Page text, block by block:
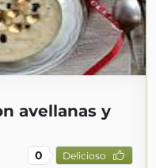
avellanas y
0 Delicioso